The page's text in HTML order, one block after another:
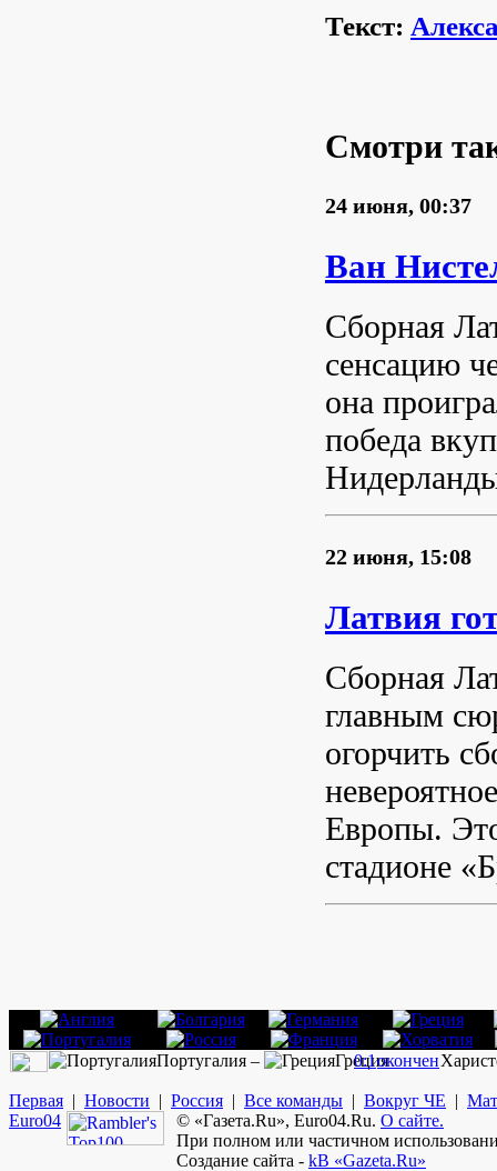
Текст:
Смотри
24 июня, 00:37
Ван
Сборная
сенсацию
она
победа
22 июня, 15:08
Латвия
Сборная
главным
огорчить
Европы.
стадионе
Португалия – Греция
0:1окончен
Первая | Новости | Россия | Все команды | Вокруг ЧЕ |
Euro04 © «Газета.Ru», Euro04.Ru. О сайте.
При полном или частичном
Создание сайта - kB «Gazeta.Ru»